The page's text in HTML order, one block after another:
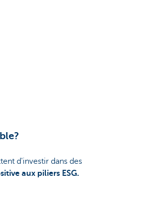
d'investir dans des
aux piliers ESG.